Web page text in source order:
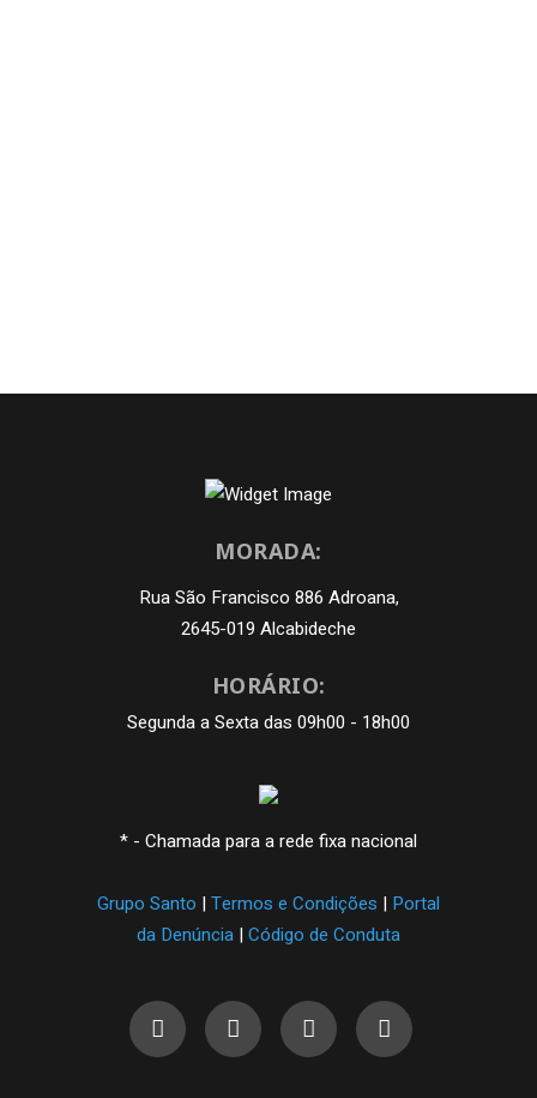
MORADA:
Rua São Francisco 886 Adroana,
2645-019 Alcabideche
HORÁRIO:
Segunda a Sexta das 09h00 - 18h00
* - Chamada para a rede fixa nacional
Grupo Santo | Termos e Condições | Portal
da Denúncia | Código de Conduta